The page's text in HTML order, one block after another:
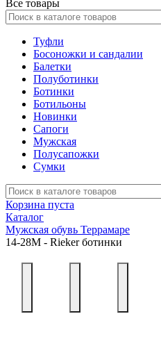
Все товары
Туфли
Босоножки и сандалии
Балетки
Полуботинки
Ботинки
Ботильоны
Новинки
Сапоги
Мужская
Полусапожки
Сумки
Корзина пуста
Каталог
Мужская обувь Террамаре
14-28М - Rieker ботинки